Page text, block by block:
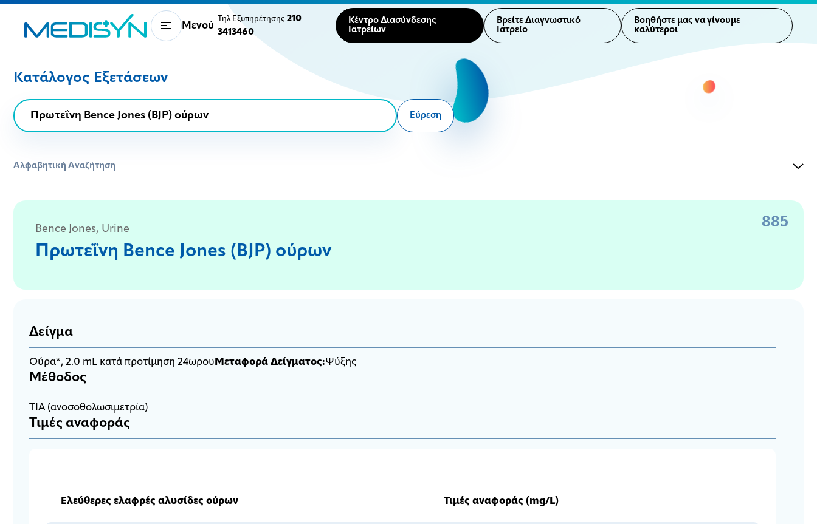
Μενού
Τηλ Εξυπηρέτησης 210
3413460
Κέντρο Διασύνδεσης
Ιατρείων
Βρείτε Διαγνωστικό
Ιατρείο
Βοηθήστε μας να γίνουμε
καλύτεροι
Κατάλογος Εξετάσεων
Εύρεση
Αλφαβητική Αναζήτηση
885
Bence Jones, Urine
Πρωτεΐνη Bence Jones (BJP) ούρων
Δείγμα
Ούρα*, 2.0 mL κατά προτίμηση 24ωρου Μεταφορά Δείγματος:Ψύξης
Μέθοδος
TIA (ανοσοθολωσιμετρία)
Τιμές αναφοράς
Ελεύθερες ελαφρές αλυσίδες ούρων Τιμές αναφοράς (mg/L)